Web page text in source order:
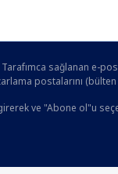
Tarafımca sağlanan e-
postalarını
ve "Abone ol"u